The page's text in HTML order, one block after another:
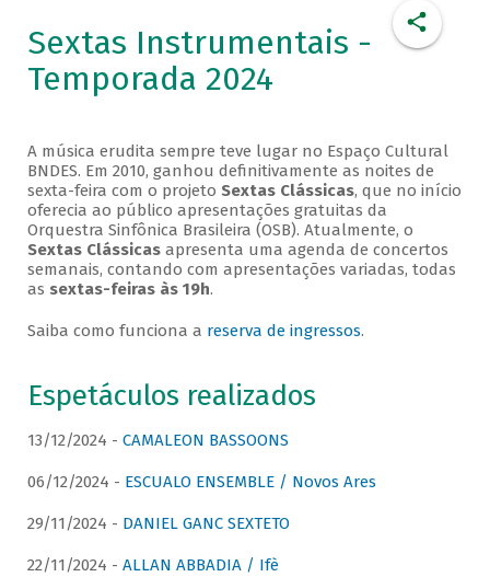
Sextas Instrumentais -
Temporada 2024
A música erudita sempre teve lugar no Espaço Cultural
BNDES. Em 2010, ganhou definitivamente as noites de
sexta-feira com o projeto Sextas Clássicas, que no início
oferecia ao público apresentações gratuitas da
Orquestra Sinfônica Brasileira (OSB). Atualmente, o
Sextas Clássicasapresenta uma agenda de concertos
semanais, contando com apresentações variadas, todas
as sextas-feiras às 19h.
Saiba como funciona a reserva de ingressos.
Espetáculos realizados
13/12/2024 - CAMALEON BASSOONS
06/12/2024 - ESCUALO ENSEMBLE / Novos Ares
29/11/2024 - DANIEL GANC SEXTETO
22/11/2024 - ALLAN ABBADIA / Ifè